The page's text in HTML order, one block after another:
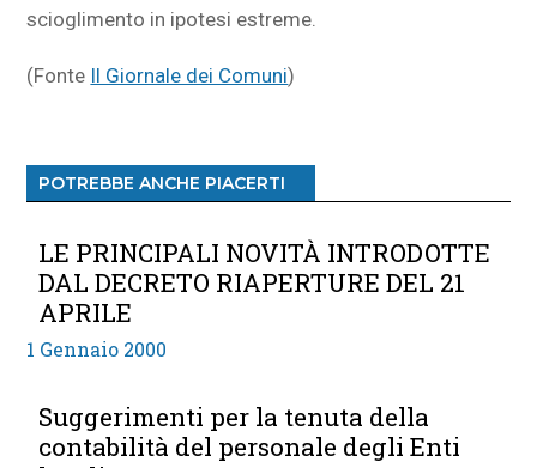
scioglimento in ipotesi estreme.
(Fonte Il Giornale dei Comuni)
POTREBBE ANCHE PIACERTI
LE PRINCIPALI NOVITÀ INTRODOTTE
DAL DECRETO RIAPERTURE DEL 21
APRILE
1 Gennaio 2000
Suggerimenti per la tenuta della
contabilità del personale degli Enti